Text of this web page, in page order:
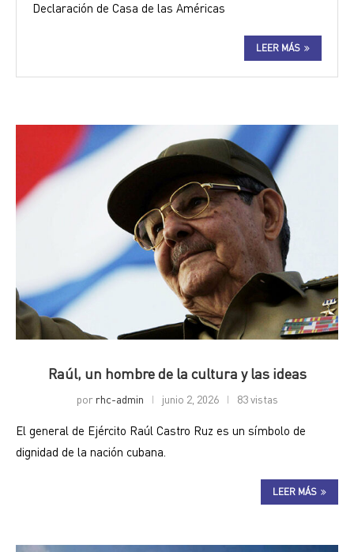
Declaración de Casa de las Américas
LEER MÁS
Raúl, un hombre de la cultura y las ideas
por rhc-admin junio 2, 2026 83 vistas
El general de Ejército Raúl Castro Ruz es un símbolo de
dignidad de la nación cubana.
LEER MÁS